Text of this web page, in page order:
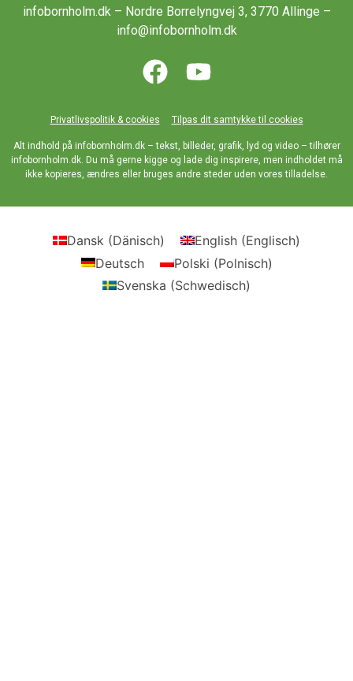
infobornholm.dk – Nordre Borrelyngvej 3, 3770 Allinge –
info@infobornholm.dk
Privatlivspolitik & cookies Tilpas dit samtykke til cookies
Alt indhold på infobornholm.dk – tekst, billeder, grafik, lyd og video – tilhører
infobornholm.dk. Du må gerne kigge og lade dig inspirere, men indholdet må
ikke kopieres, ændres eller bruges andre steder uden vores tilladelse.
Dansk (Dänisch) English (Englisch)
Deutsch
Polski (Polnisch)
Svenska (Schwedisch)